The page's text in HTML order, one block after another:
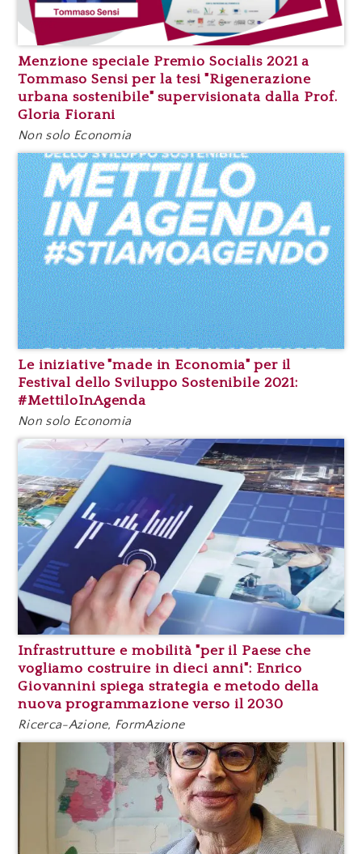
Menzione speciale Premio Socialis 2021 a
Tommaso Sensi per la tesi "Rigenerazione
urbana sostenibile" supervisionata dalla Prof.
Gloria Fiorani
Non solo Economia
Le iniziative "made in Economia" per il
Festival dello Sviluppo Sostenibile 2021:
#MettiloInAgenda
Non solo Economia
Infrastrutture e mobilità "per il Paese che
vogliamo costruire in dieci anni": Enrico
Giovannini spiega strategia e metodo della
nuova programmazione verso il 2030
Ricerca-Azione, FormAzione